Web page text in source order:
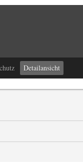
Detailansicht